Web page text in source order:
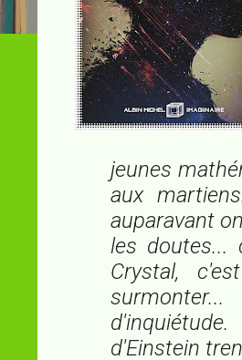
jeunes
aux
auparavant
les doutes...
Crystal,
d'Einstein